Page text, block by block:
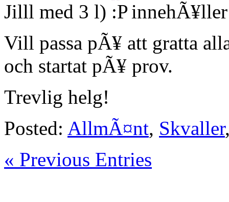
Jilll med 3 l)
Vill passa pÃ¥ att gratta
och startat pÃ¥ prov.
Trevlig helg!
Posted: AllmÃ¤nt, Skvaller
« Previous Entries